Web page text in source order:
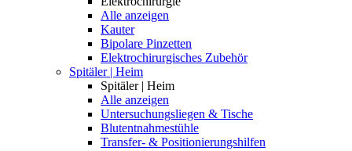
Alle anzeigen
Kauter
Bipolare Pinzetten
Elektrochirurgisches Zubehör
Spitäler | Heim
Spitäler | Heim
Alle anzeigen
Untersuchungsliegen & Tische
Blutentnahmestühle
Transfer- & Positionierungshilfen